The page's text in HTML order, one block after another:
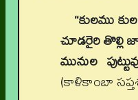
“కులము
చూడరైరి తొల్లి
మునుల
(కాళికాంబా